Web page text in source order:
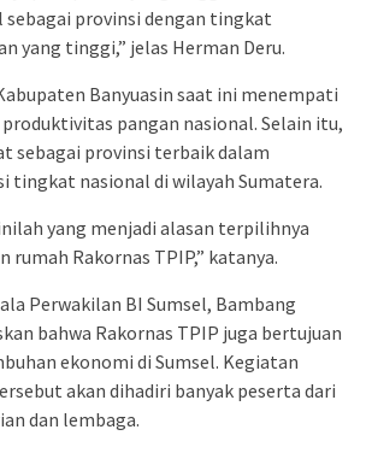
sebagai provinsi dengan tingkat
yang tinggi,” jelas Herman Deru.
Banyuasin saat ini menempati
pangan nasional. Selain itu,
sebagai provinsi terbaik dalam
tingkat nasional di wilayah Sumatera.
yang menjadi alasan terpilihnya
rumah Rakornas TPIP,” katanya.
Perwakilan BI Sumsel, Bambang
bahwa Rakornas TPIP juga bertujuan
ekonomi di Sumsel. Kegiatan
akan dihadiri banyak peserta dari
dan lembaga.